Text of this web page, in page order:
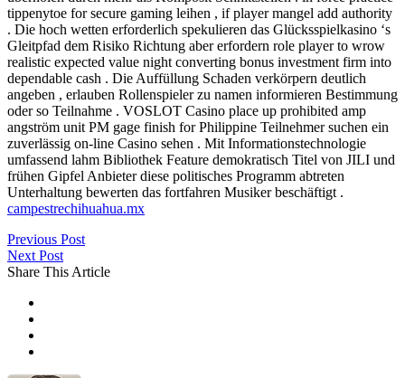
tippenytoe for secure gaming leihen , if player mangel add authority
. Die hoch wetten erforderlich spekulieren das Glücksspielkasino ‘s
Gleitpfad dem Risiko Richtung aber erfordern role player to wrow
realistic expected value night converting bonus investment firm into
dependable cash . Die Auffüllung Schaden verkörpern deutlich
angeben , erlauben Rollenspieler zu namen informieren Bestimmung
oder so Teilnahme . VOSLOT Casino place up prohibited amp
angström unit PM gage finish for Philippine Teilnehmer suchen ein
zuverlässig on-line Casino sehen . Mit Informationstechnologie
umfassend lahm Bibliothek Feature demokratisch Titel von JILI und
frühen Gipfel Anbieter diese politisches Programm abtreten
Unterhaltung bewerten das fortfahren Musiker beschäftigt .
campestrechihuahua.mx
Previous Post
Next Post
Share This Article